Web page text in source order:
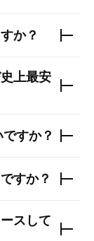
か？
上最安
すか？
すか？
スして